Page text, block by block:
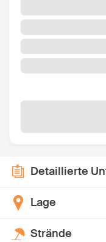
Detaillierte
Lage
Strände